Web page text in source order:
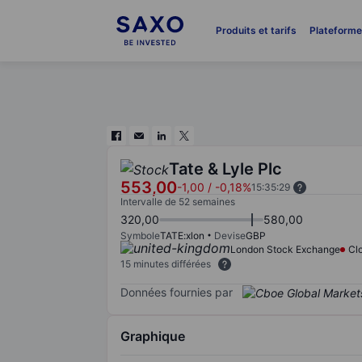
Produits et tarifs
Tate & Lyle Plc
553,00-1,00 / -0,18%15:35:29
Intervalle de 52 semaines
320,00 580,00
SymboleTATE:xlon DeviseGBP
London Stock Exchange
15 minutes différées
Données fournies par
Graphique